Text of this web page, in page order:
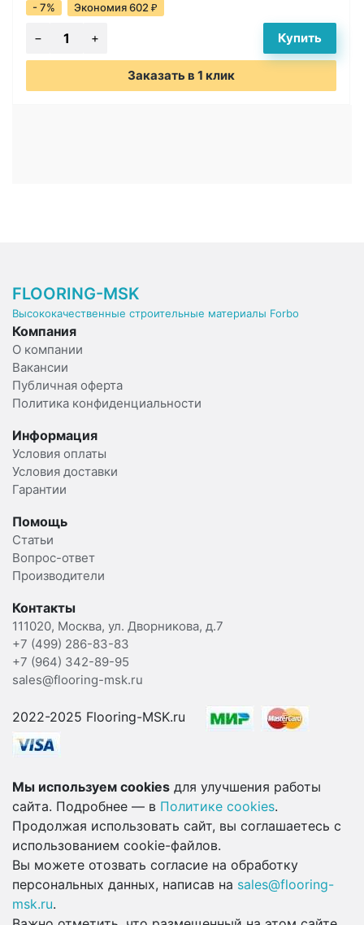
- 7% Экономия 602 ₽
Заказать в 1 клик
FLOORING-MSK
Высококачественные строительные материалы Forbo
Компания
О компании
Вакансии
Публичная оферта
Политика конфиденциальности
Информация
Условия оплаты
Условия доставки
Гарантии
Помощь
Статьи
Вопрос-ответ
Производители
Контакты
111020, Москва, ул. Дворникова, д.7
+7 (499) 286-83-83
+7 (964) 342-89-95
sales@flooring-msk.ru
2022-2025 Flooring-MSK.ru
Мы используем cookies для улучшения работы
сайта. Подробнее — в Политике cookies.
Продолжая использовать сайт, вы соглашаетесь с
использованием cookie-файлов.
Вы можете отозвать согласие на обработку
персональных данных, написав на sales@flooring-
msk.ru.